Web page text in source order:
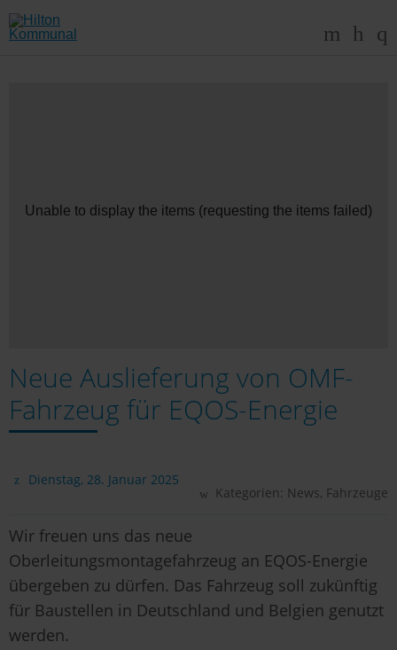
Unable to display the items (requesting the items failed)
Neue Auslieferung von OMF-
Fahrzeug für EQOS-Energie
Dienstag, 28. Januar 2025
Kategorien: News, Fahrzeuge
Wir freuen uns das neue
Oberleitungsmontagefahrzeug an EQOS-Energie
übergeben zu dürfen. Das Fahrzeug soll zukünftig
für Baustellen in Deutschland und Belgien genutzt
werden.